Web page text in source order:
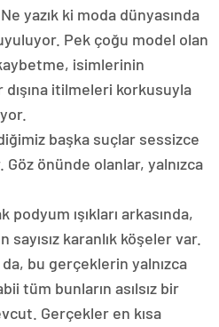
yazık ki moda dünyasında
Pek çoğu model olan
isimlerinin
itilmeleri korkusuyla
başka suçlar sessizce
önünde olanlar, yalnızca
ışıkları arkasında,
karanlık köşeler var.
da, bu gerçeklerin yalnızca
tüm bunların asılsız bir
Gerçekler en kısa